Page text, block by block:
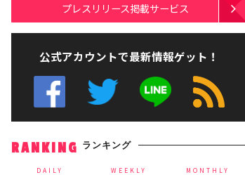
プレスリリース掲載サービス
公式アカウントで最新情報ゲット！
RANKING ランキング
DAILY WEEKLY MONTHLY